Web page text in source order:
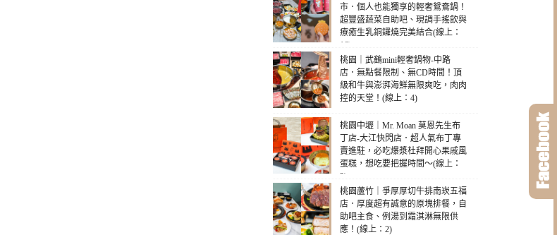
市．個人也能獨享的輕奢鴛鴦鍋！
超豐盛蔬菜自助吧、現調手搖飲與
療癒生乳銅鑼燒完美結合(線上：
16)
桃園｜武鶴mini輕奢鍋物-中路
店．無點餐限制、無CD時間！頂
級和牛與澎湃海鮮無限爽吃，肉肉
控的天堂！(線上：4)
桃園中壢｜Mr. Moan 莫恩先生布
丁店-大江快閃店．超人氣布丁專
賣進駐，必吃爆漿杜拜開心果戚風
蛋糕，想吃要把握時間～(線上：
2)
桃園蘆竹｜爭厚厚切牛排南崁五福
店．厚度超有誠意的原塊排餐，自
助吧主食、例湯到霜淇淋無限供
應！(線上：2)